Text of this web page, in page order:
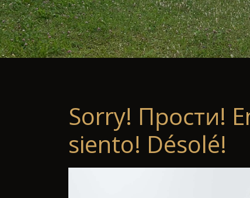
Sorry! Прости!
siento! Désolé!